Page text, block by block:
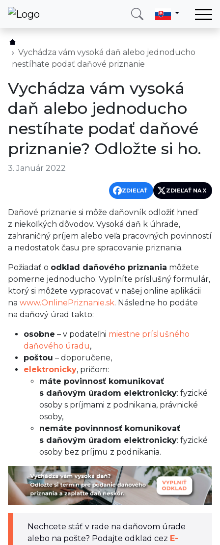
Služby
O nás
Blog
Kontakt
Vychádza vám vysoká daň alebo jednoducho
nestíhate podať daňové priznanie
Vychádza vám vysoká
daň alebo jednoducho
nestíhate podať daňové
priznanie? Odložte si ho.
3. Január 2022
ZDIEĽAŤ ZDIEĽAŤ NA X
Daňové priznanie si môže daňovník odložiť hneď
z niekoľkých dôvodov. Vysoká daň k úhrade,
zahraničný príjem alebo veľa pracovných povinností
a nedostatok času pre spracovanie priznania.
Požiadať o odklad daňového priznania môžete
pomerne jednoducho. Vyplníte príslušný formulár,
ktorý si môžete vypracovať v našej online aplikácii
na www.OnlinePriznanie.sk. Následne ho podáte
na daňový úrad takto:
osobne – v podateľni miestne príslušného
daňového úradu,
poštou – doporučene,
elektronicky, pričom:
máte povinnosť komunikovať
s daňovým úradom elektronicky: fyzické
osoby s príjmami z podnikania, právnické
osoby,
nemáte povinnnosť komunikovať
s daňovým úradom elektronicky: fyzické
osoby bez príjmu z podnikania.
Nechcete stáť v rade na daňovom úrade
alebo na pošte? Podajte odklad cez E-